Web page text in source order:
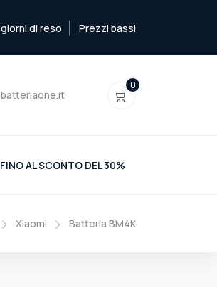
di reso Prezzi bassi
0
AL SCONTO DEL 30%
Xiaomi Batteria BM4K